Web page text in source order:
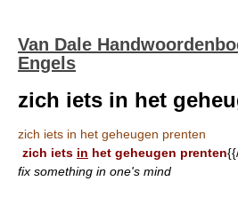
Van Dale
Engels
zich iets in het
zich iets in het geheugen prenten
zich iets in het geheugen prenten
fix something in one's mind